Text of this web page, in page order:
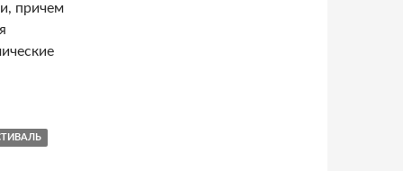
причем
цветов Ramble